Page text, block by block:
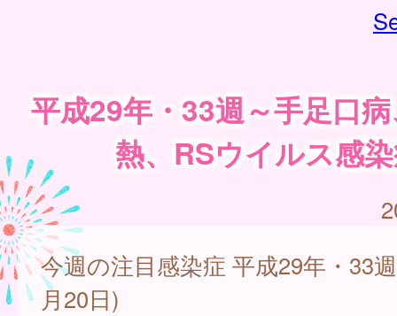
平成29年・33週～手足口
熱、RSウイルス感
今週の注目感染症 平成29年・33
月20日)